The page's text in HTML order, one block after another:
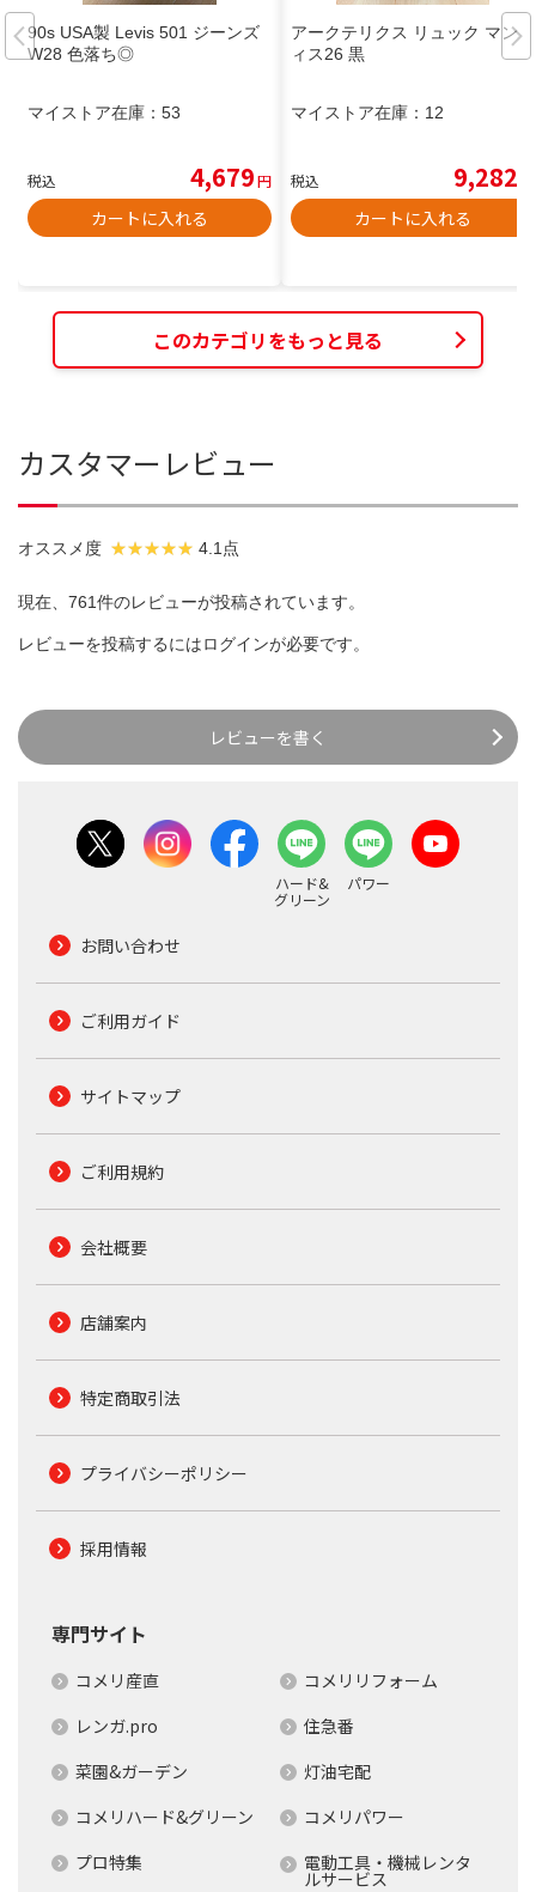
90s USA製 Levis 501 ジーンズ
W28 色落ち◎
マイストア在庫： 53
税込 4,679円
カートに入れる
アークテリクス リュック マンテ
ィス26 黒
マイストア在庫： 12
税込 9,282
カートに入れる
このカテゴリをもっと見る
カスタマーレビュー
オススメ度 4.1点
現在、761件のレビューが投稿されています。
レビューを投稿するにはログインが必要です。
レビューを書く
ハード&
グリーン
パワー
お問い合わせ
ご利用ガイド
サイトマップ
ご利用規約
会社概要
店舗案内
特定商取引法
プライバシーポリシー
採用情報
専門サイト
コメリ産直
コメリリフォーム
レンガ.pro
住急番
菜園&ガーデン
灯油宅配
コメリハード&グリーン
コメリパワー
プロ特集
電動工具・機械レンタ
ルサービス